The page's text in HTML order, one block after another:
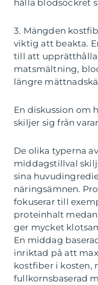
hålla blodsockret
3. Mängden
viktig att beakta.
till att upprätthålla
matsmältning,
längre
En diskussion om
skiljer sig från
De olika typerna
middagstillval
sina
näringsämnen.
fokuserar till
proteinhalt
ger mycket
En middag
inriktad på att
kostfiber i kosten,
fullkornsbaserad